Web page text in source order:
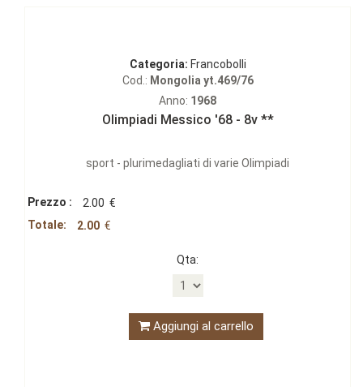
Categoria: Francobolli
Cod.: Mongolia yt.469/76
Anno: 1968
Olimpiadi Messico '68 - 8v **
sport - plurimedagliati di varie Olimpiadi
Prezzo : 2.00 €
Totale:
2.00 €
Qta:
Aggiungi al carrello